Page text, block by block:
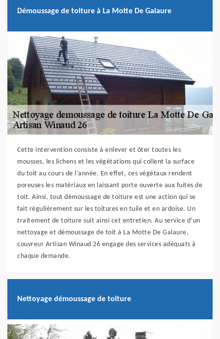
Démoussage de toiture à La Motte De Galaure
Cette intervention consiste à enlever et ôter toutes les
mousses, les lichens et les végétations qui collent la surface
du toit au cours de l’année. En effet, ces végétaux rendent
poreuses les matériaux en laissant porte ouverte aux fuites de
toit. Ainsi, tout démoussage de toiture est une action qui se
fait régulièrement sur les toitures en tuile et en ardoise. Un
traitement de toiture suit ainsi cet entretien. Au service d’un
nettoyage et démoussage de toit à La Motte De Galaure,
couvreur Artisan Winaud 26 engage des services adéquats à
chaque demande.
Nettoyage démoussage de toiture